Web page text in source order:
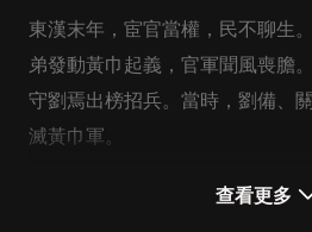
東漢末年，宦官當權，民不聊生
弟發動黃巾起義，官軍聞風喪膽
守劉焉出榜招兵。當時，劉備、
滅黃巾軍。
諸葛亮舌戰群儒，草船借箭，借
查看更多